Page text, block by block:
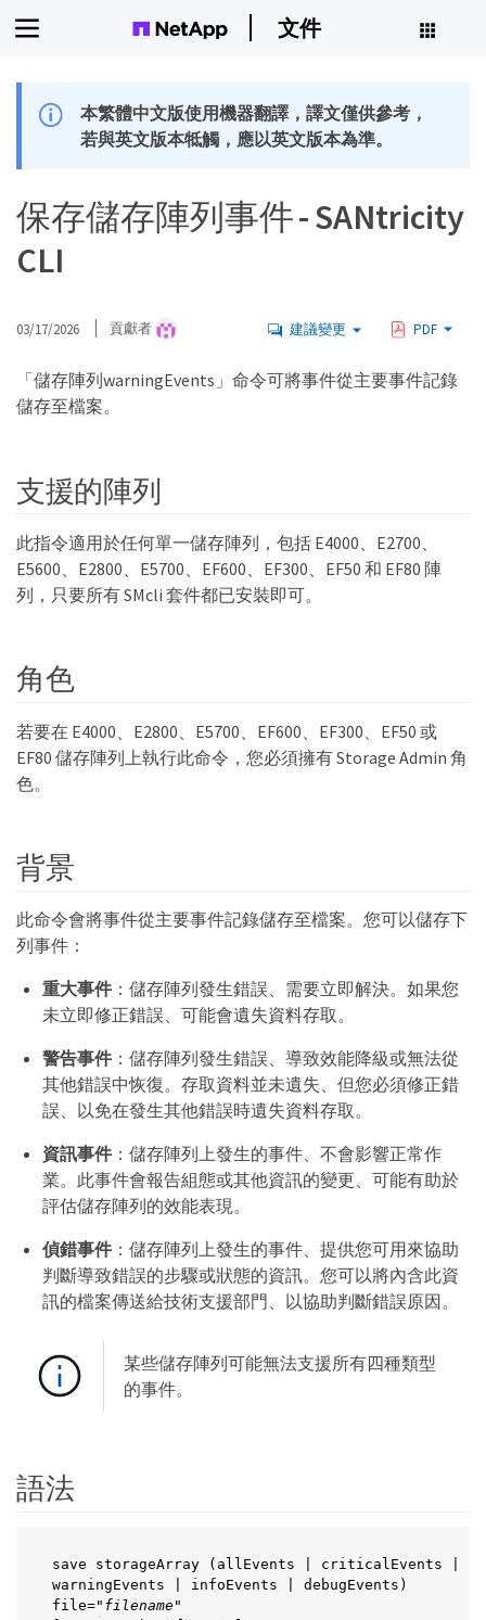
文件
本繁體中文版使用機器翻譯，譯文僅供參考，
若與英文版本牴觸，應以英文版本為準。
保存儲存陣列事件 - SANtricity
CLI
03/17/2026 貢獻者 建議變更 PDF
「儲存陣列warningEvents」命令可將事件從主要事件記錄
儲存至檔案。
支援的陣列
此指令適用於任何單一儲存陣列，包括 E4000、E2700、
E5600、E2800、E5700、EF600、EF300、EF50 和 EF80 陣
列，只要所有 SMcli 套件都已安裝即可。
角色
若要在 E4000、E2800、E5700、EF600、EF300、EF50 或
EF80 儲存陣列上執行此命令，您必須擁有 Storage Admin 角
色。
背景
此命令會將事件從主要事件記錄儲存至檔案。您可以儲存下
列事件：
重大事件：儲存陣列發生錯誤、需要立即解決。如果您
未立即修正錯誤、可能會遺失資料存取。
警告事件：儲存陣列發生錯誤、導致效能降級或無法從
其他錯誤中恢復。存取資料並未遺失、但您必須修正錯
誤、以免在發生其他錯誤時遺失資料存取。
資訊事件：儲存陣列上發生的事件、不會影響正常作
業。此事件會報告組態或其他資訊的變更、可能有助於
評估儲存陣列的效能表現。
偵錯事件：儲存陣列上發生的事件、提供您可用來協助
判斷導致錯誤的步驟或狀態的資訊。您可以將內含此資
訊的檔案傳送給技術支援部門、以協助判斷錯誤原因。
某些儲存陣列可能無法支援所有四種類型
的事件。
語法
save storageArray (allEvents | criticalEvents |
warningEvents | infoEvents | debugEvents)
file=" filename"